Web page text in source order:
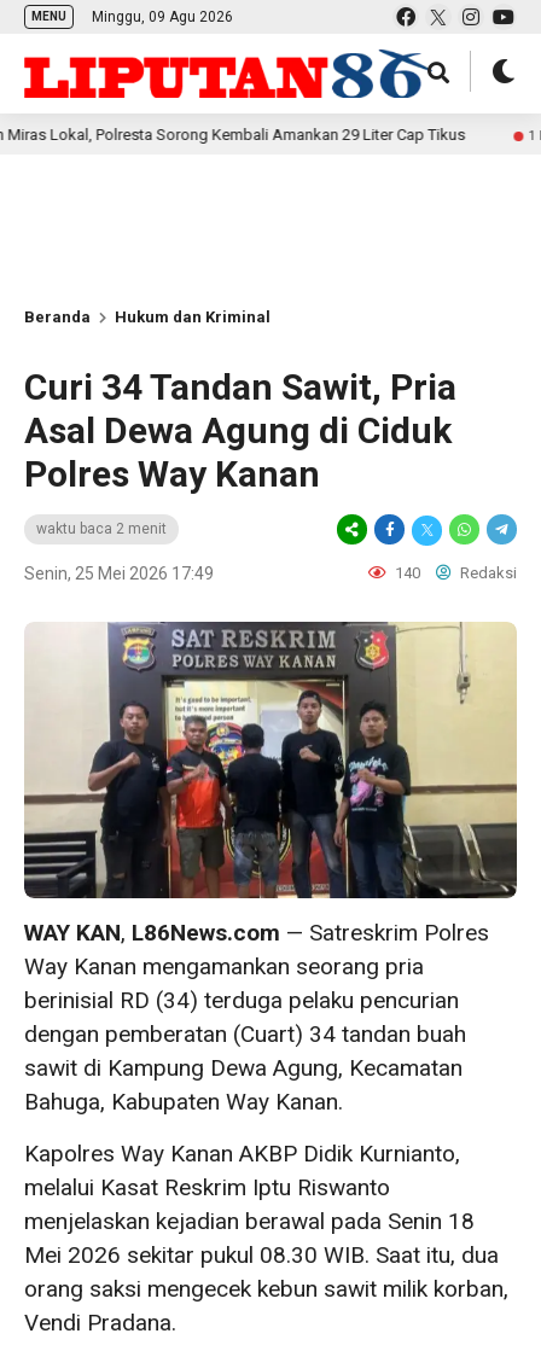
MENU Minggu, 09 Agu 2026
Polresta Sorong Kembali Amankan 29 Liter Cap Tikus 1 hari lalu
Beranda Hukum dan Kriminal
Curi 34 Tandan Sawit, Pria
Asal Dewa Agung di Ciduk
Polres Way Kanan
waktu baca 2 menit
Senin, 25 Mei 2026 17:49 140 Redaksi
WAY KAN, L86News.com — Satreskrim Polres
Way Kanan mengamankan seorang pria
berinisial RD (34) terduga pelaku pencurian
dengan pemberatan (Cuart) 34 tandan buah
sawit di Kampung Dewa Agung, Kecamatan
Bahuga, Kabupaten Way Kanan.
Kapolres Way Kanan AKBP Didik Kurnianto,
melalui Kasat Reskrim Iptu Riswanto
menjelaskan kejadian berawal pada Senin 18
Mei 2026 sekitar pukul 08.30 WIB. Saat itu, dua
orang saksi mengecek kebun sawit milik korban,
Vendi Pradana.